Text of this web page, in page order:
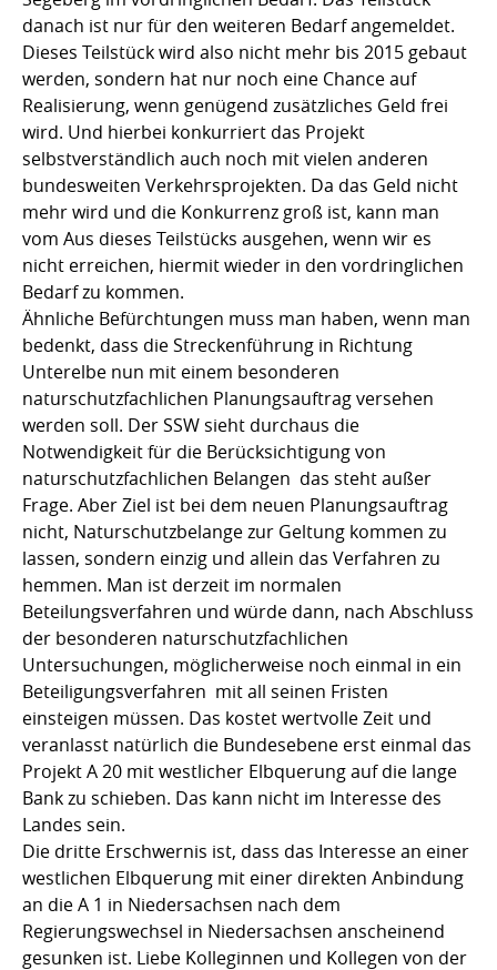
danach ist nur für den weiteren Bedarf angemeldet.
Dieses Teilstück wird also nicht mehr bis 2015 gebaut
werden, sondern hat nur noch eine Chance auf
Realisierung, wenn genügend zusätzliches Geld frei
wird. Und hierbei konkurriert das Projekt
selbstverständlich auch noch mit vielen anderen
bundesweiten Verkehrsprojekten. Da das Geld nicht
mehr wird und die Konkurrenz groß ist, kann man
vom Aus dieses Teilstücks ausgehen, wenn wir es
nicht erreichen, hiermit wieder in den vordringlichen
Bedarf zu kommen.
Ähnliche Befürchtungen muss man haben, wenn man
bedenkt, dass die Streckenführung in Richtung
Unterelbe nun mit einem besonderen
naturschutzfachlichen Planungsauftrag versehen
werden soll. Der SSW sieht durchaus die
Notwendigkeit für die Berücksichtigung von
naturschutzfachlichen Belangen  das steht außer
Frage. Aber Ziel ist bei dem neuen Planungsauftrag
nicht, Naturschutzbelange zur Geltung kommen zu
lassen, sondern einzig und allein das Verfahren zu
hemmen. Man ist derzeit im normalen
Beteilungsverfahren und würde dann, nach Abschluss
der besonderen naturschutzfachlichen
Untersuchungen, möglicherweise noch einmal in ein
Beteiligungsverfahren  mit all seinen Fristen 
einsteigen müssen. Das kostet wertvolle Zeit und
veranlasst natürlich die Bundesebene erst einmal das
Projekt A 20 mit westlicher Elbquerung auf die lange
Bank zu schieben. Das kann nicht im Interesse des
Landes sein.
Die dritte Erschwernis ist, dass das Interesse an einer
westlichen Elbquerung mit einer direkten Anbindung
an die A 1 in Niedersachsen nach dem
Regierungswechsel in Niedersachsen anscheinend
gesunken ist. Liebe Kolleginnen und Kollegen von der